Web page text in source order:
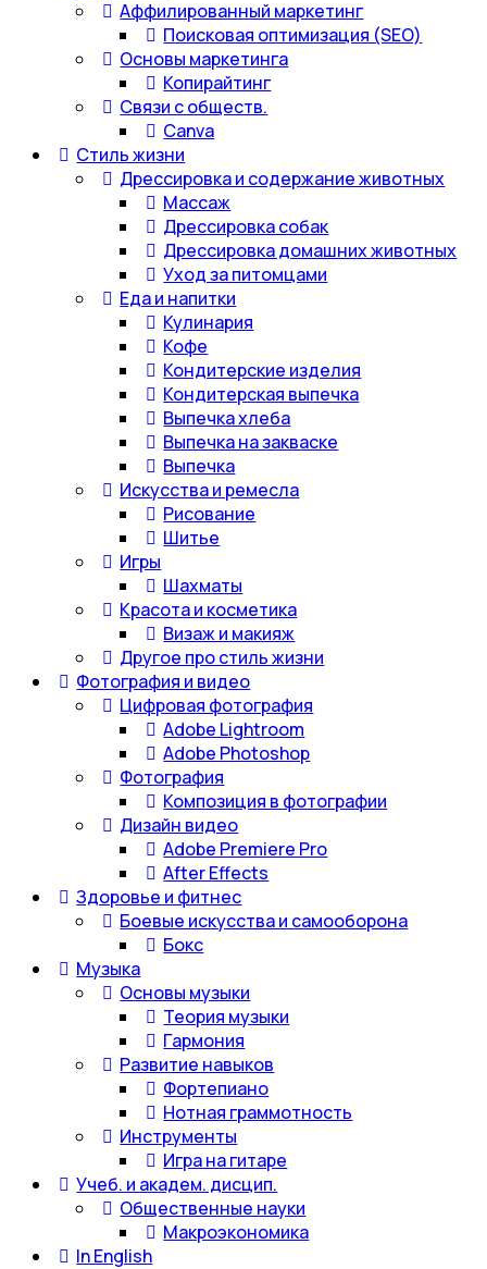
Аффилированный маркетинг
Поисковая оптимизация (SEO)
Основы маркетинга
Копирайтинг
Связи с обществ.
Canva
Стиль жизни
Дрессировка и содержание животных
Массаж
Дрессировка собак
Дрессировка домашних животных
Уход за питомцами
Еда и напитки
Кулинария
Кофе
Кондитерские изделия
Кондитерская выпечка
Выпечка хлеба
Выпечка на закваске
Выпечка
Искусства и ремесла
Рисование
Шитье
Игры
Шахматы
Красота и косметика
Визаж и макияж
Другое про стиль жизни
Фотография и видео
Цифровая фотография
Adobe Lightroom
Adobe Photoshop
Фотография
Композиция в фотографии
Дизайн видео
Adobe Premiere Pro
After Effects
Здоровье и фитнес
Боевые искусства и самооборона
Бокс
Музыка
Основы музыки
Теория музыки
Гармония
Развитие навыков
Фортепиано
Нотная граммотность
Инструменты
Игра на гитаре
Учеб. и академ. дисцип.
Общественные науки
Макроэкономика
In English